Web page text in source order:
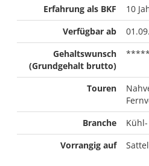
Erfahrung als BKF
10
Verfügbar ab
Gehaltswunsch
(Grundgehalt brutto)
*****
Touren
Branche
Vorrangig auf